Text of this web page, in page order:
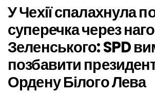
У Чехії спалахнула
суперечка через
Зеленського: SPD
позбавити
Ордену Білого Лева